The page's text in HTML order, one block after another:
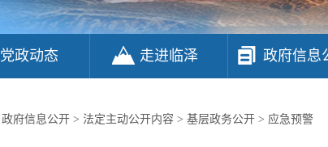
党政动态 走进临泽 政府信息
政府信息公开 > 法定主动公开内容 > 基层政务公开 > 应急预警